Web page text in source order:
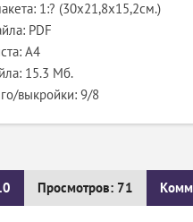
1:? (30х21,8х15,2см.)
PDF
А4
15.3 Мб.
выкройки: 9/8
Просмотров: 71